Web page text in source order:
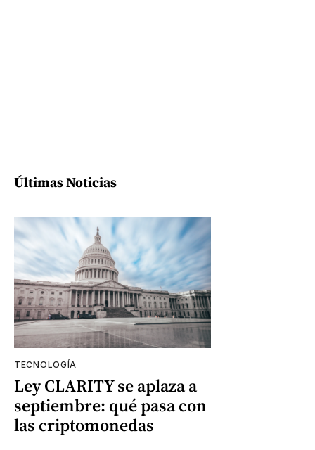
Últimas Noticias
TECNOLOGÍA
Ley CLARITY se aplaza a
septiembre: qué pasa con
las criptomonedas